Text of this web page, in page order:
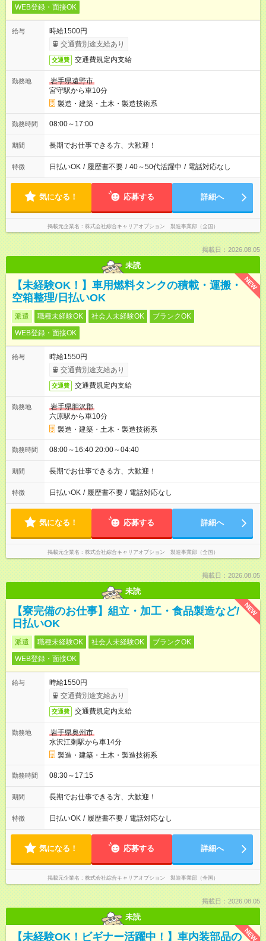
WEB登録・面接OK
給与
時給1500円
交通費別途支給あり
交通費 交通費規定内支給
勤務地
岩手県遠野市
宮守駅から車10分
製造・建築・土木・製造技術系
勤務時間 08:00～17:00
期間 長期でお仕事できる方、大歓迎！
特徴 日払いOK / 履歴書不要 / 40～50代活躍中 / 電話対応なし
気になる！ 応募する 詳細へ
掲載元企業名 株式会社綜合キャリアオプション 製造事業部（全国）
掲載日：2026.08.05
未読
NEW
【未経験OK！】車用燃料タンクの積載・運搬・
空箱整理/日払いOK
派遣 職種未経験OK 社会人未経験OK
ブランクOK
WEB登録・面接OK
給与
時給1550円
交通費別途支給あり
交通費 交通費規定内支給
勤務地
岩手県胆沢郡
六原駅から車10分
製造・建築・土木・製造技術系
勤務時間 08:00～16:40 20:00～04:40
期間 長期でお仕事できる方、大歓迎！
特徴 日払いOK / 履歴書不要 / 電話対応なし
気になる！ 応募する 詳細へ
掲載元企業名 株式会社綜合キャリアオプション 製造事業部（全国）
掲載日：2026.08.05
未読
NEW
【寮完備のお仕事】組立・加工・食品製造など/
日払いOK
派遣 職種未経験OK 社会人未経験OK
ブランクOK
WEB登録・面接OK
給与
時給1550円
交通費別途支給あり
交通費 交通費規定内支給
勤務地
岩手県奥州市
水沢江刺駅から車14分
製造・建築・土木・製造技術系
勤務時間 08:30～17:15
期間 長期でお仕事できる方、大歓迎！
特徴 日払いOK / 履歴書不要 / 電話対応なし
気になる！ 応募する 詳細へ
掲載元企業名 株式会社綜合キャリアオプション 製造事業部（全国）
掲載日：2026.08.05
未読
NEW
【未経験OK！ビギナー活躍中！】車内装部品の